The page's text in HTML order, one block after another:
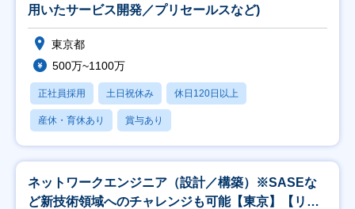
用いたサービス開発／プリセールスなど)
東京都
500万~1100万
正社員採用 土日祝休み 休日120日以上
産休・育休あり 賞与あり
ネットワークエンジニア（設計／構築）※SASEな
ど新技術領域へのチャレンジも可能【東京】【リー